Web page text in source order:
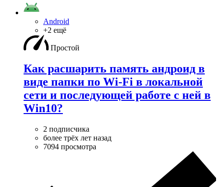
Android
+2 ещё
Простой
Как расшарить память андроид в
виде папки по Wi-Fi в локальной
сети и последующей работе с ней в
Win10?
2 подписчика
более трёх лет назад
7094 просмотра